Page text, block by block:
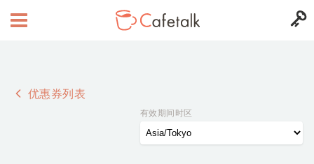
优惠券列表
有效期间时区